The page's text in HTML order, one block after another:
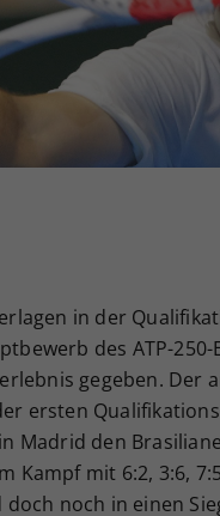
in der
des ATP-
gegeben. Der
ersten
Madrid den
Kampf mit 6:2, 3:6,
doch noch in einen